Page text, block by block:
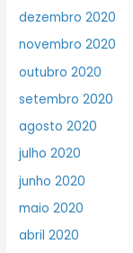
dezembro 2020
novembro 2020
outubro 2020
setembro 2020
agosto 2020
julho 2020
junho 2020
maio 2020
abril 2020